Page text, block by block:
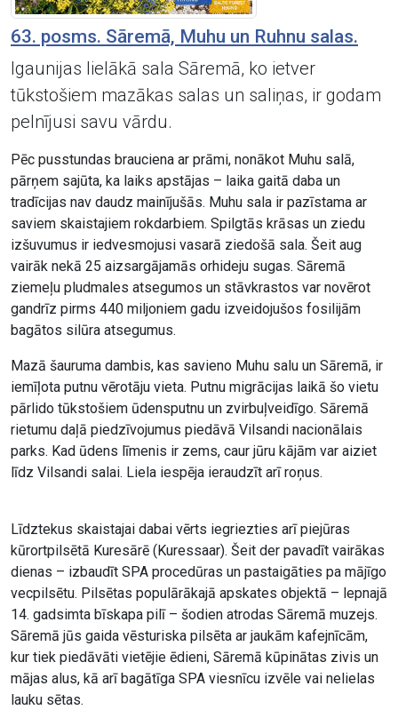
63. posms. Sāremā, Muhu un Ruhnu salas.
Igaunijas lielākā sala Sāremā, ko ietver
tūkstošiem mazākas salas un saliņas, ir godam
pelnījusi savu vārdu.
Pēc pusstundas brauciena ar prāmi, nonākot Muhu salā,
pārņem sajūta, ka laiks apstājas – laika gaitā daba un
tradīcijas nav daudz mainījušās. Muhu sala ir pazīstama ar
saviem skaistajiem rokdarbiem. Spilgtās krāsas un ziedu
izšuvumus ir iedvesmojusi vasarā ziedošā sala. Šeit aug
vairāk nekā 25 aizsargājamās orhideju sugas. Sāremā
ziemeļu pludmales atsegumos un stāvkrastos var novērot
gandrīz pirms 440 miljoniem gadu izveidojušos fosilijām
bagātos silūra atsegumus.
Mazā šauruma dambis, kas savieno Muhu salu un Sāremā, ir
iemīļota putnu vērotāju vieta. Putnu migrācijas laikā šo vietu
pārlido tūkstošiem ūdensputnu un zvirbuļveidīgo. Sāremā
rietumu daļā piedzīvojumus piedāvā Vilsandi nacionālais
parks. Kad ūdens līmenis ir zems, caur jūru kājām var aiziet
līdz Vilsandi salai. Liela iespēja ieraudzīt arī roņus.
Līdztekus skaistajai dabai vērts iegriezties arī piejūras
kūrortpilsētā Kuresārē (Kuressaar). Šeit der pavadīt vairākas
dienas – izbaudīt SPA procedūras un pastaigāties pa mājīgo
vecpilsētu. Pilsētas populārākajā apskates objektā – lepnajā
14. gadsimta bīskapa pilī – šodien atrodas Sāremā muzejs.
Sāremā jūs gaida vēsturiska pilsēta ar jaukām kafejnīcām,
kur tiek piedāvāti vietējie ēdieni, Sāremā kūpinātas zivis un
mājas alus, kā arī bagātīga SPA viesnīcu izvēle vai nelielas
lauku sētas.